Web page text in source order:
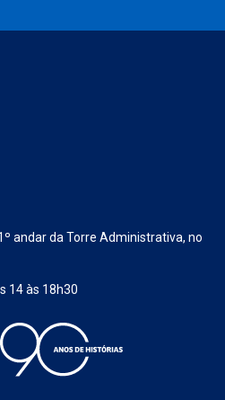
andar da Torre Administrativa, no
14 às 18h30